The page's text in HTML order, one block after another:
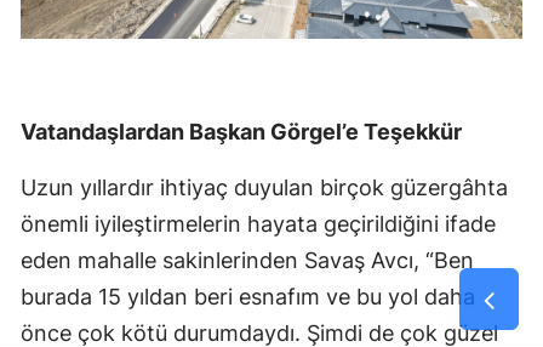
Vatandaşlardan Başkan Görgel’e Teşekkür
Uzun yıllardır ihtiyaç duyulan birçok güzergâhta
önemli iyileştirmelerin hayata geçirildiğini ifade
eden mahalle sakinlerinden Savaş Avcı, “Ben
burada 15 yıldan beri esnafım ve bu yol daha
önce çok kötü durumdaydı. Şimdi de çok güzel